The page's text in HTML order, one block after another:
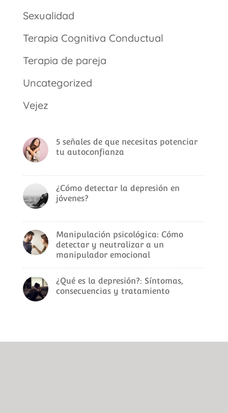
Sexualidad
Terapia Cognitiva Conductual
Terapia de pareja
Uncategorized
Vejez
5 señales de que necesitas potenciar
tu autoconfianza
¿Cómo detectar la depresión en
jóvenes?
Manipulación psicológica: Cómo
detectar y neutralizar a un
manipulador emocional
¿Qué es la depresión?: Síntomas,
consecuencias y tratamiento